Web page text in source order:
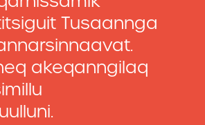
Tusaannga
akeqanngilaq